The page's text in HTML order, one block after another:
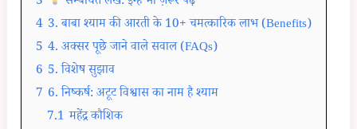
4 3. बाबा श्याम की आरती के 10+ चमत्कारिक लाभ (Benefits)
5 4. अक्सर पूछे जाने वाले सवाल (FAQs)
6 5. विशेष सुझाव
7 6. निष्कर्ष: अटूट विश्वास का नाम है श्याम
7.1 महेंद्र कौशिक